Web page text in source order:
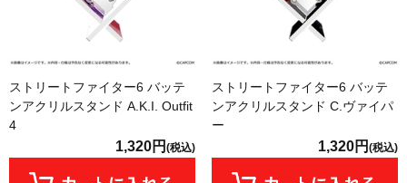
ストリートファイター6 バッテ
ンアクリルスタンド A.K.I. Outfit
4
1,320円 (税込)
ストリートファイター6 バッテ
ンアクリルスタンド C.ヴァイパ
ー
1,320円 (税込)